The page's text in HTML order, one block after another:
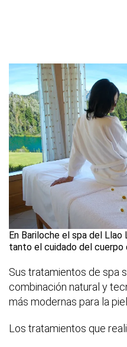
En Bariloche el spa del
tanto el cuidado del cuerpo
Sus tratamientos de spa
combinación natural y
más modernas para la
Los tratamientos que